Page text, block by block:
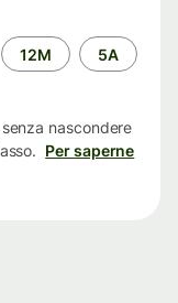
12M 5A
nascondere
Per saperne